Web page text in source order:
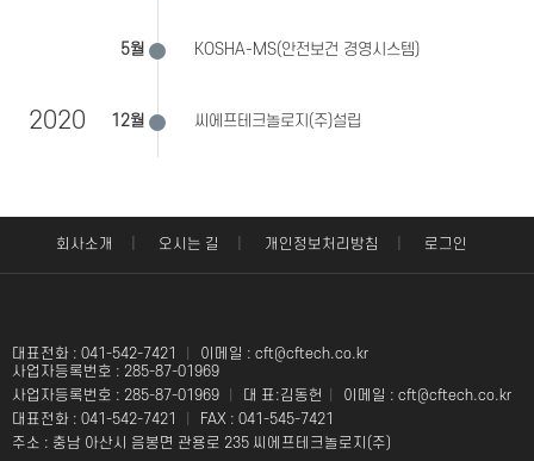
5월 KOSHA-MS(안전보건 경영시스템)
2020 12월 씨에프테크놀로지(주)설립
회사소개 오시는 길 개인정보처리방침 로그인
대표전화 : 041-542-7421
이메일 : cft@cftech.co.kr
사업자등록번호 : 285-87-01969
사업자등록번호 : 285-87-01969
대 표:김동헌
이메일 : cft@cftech.co.kr
대표전화 : 041-542-7421
FAX : 041-545-7421
주소 : 충남 아산시 음봉면 관용로 235 씨에프테크놀로지(주)